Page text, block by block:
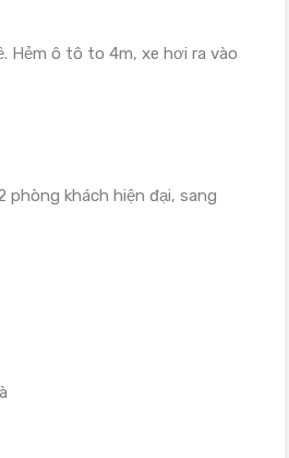
Hẻm ô tô to 4m, xe hơi ra vào
phòng khách hiện đại, sang